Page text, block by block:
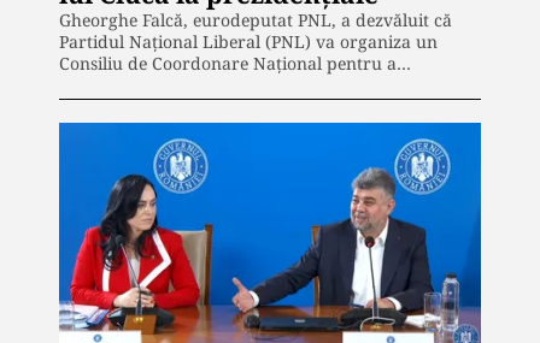
Gheorghe Falcă, eurodeputat PNL, a dezvăluit că
Partidul Național Liberal (PNL) va organiza un
Consiliu de Coordonare Național pentru a…